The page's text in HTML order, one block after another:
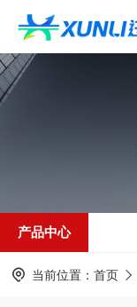
产品中心
当前位置： 首页